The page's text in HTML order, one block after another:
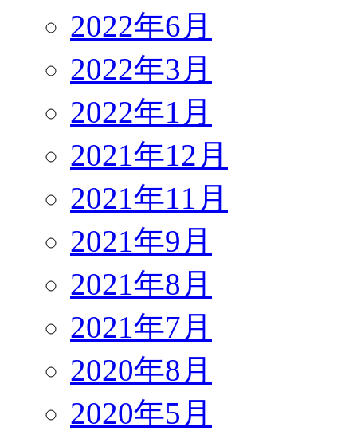
2022年6月
2022年3月
2022年1月
2021年12月
2021年11月
2021年9月
2021年8月
2021年7月
2020年8月
2020年5月